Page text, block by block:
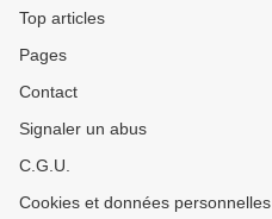
Top articles
Pages
Contact
Signaler un abus
C.G.U.
Cookies et données personnelles